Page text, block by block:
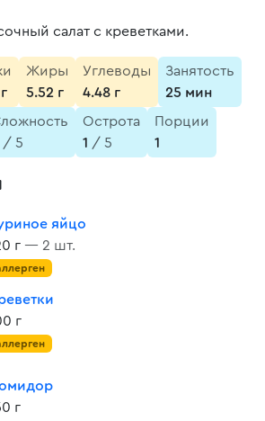
салат с креветками.
Жиры
5.52 г
Углеводы
4.48 г
Занятость
25 мин
/ 5
Острота
1 / 5
Порции
1
яйцо
г — 2 шт.
г
г